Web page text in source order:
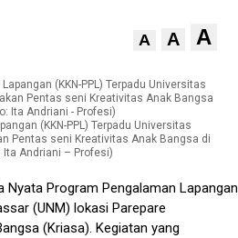
A A A
(KKN-PPL) Terpadu Universitas
Pentas seni Kreativitas Anak Bangsa di
Ita Andriani – Profesi)
Nyata Program Pengalaman Lapangan
(UNM) lokasi Parepare
(Kriasa). Kegiatan yang